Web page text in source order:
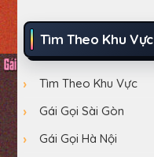
Tìm Theo Khu Vực
Tìm Theo Khu Vực
Gái Gọi Sài Gòn
Gái Gọi Hà Nội